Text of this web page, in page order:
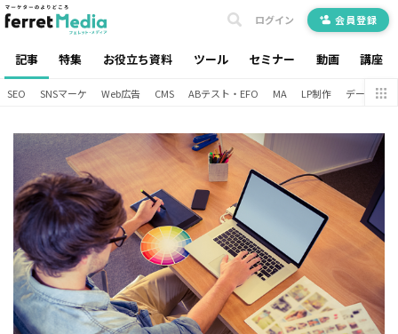
記事 特集 お役立ち資料 ツール セミナー 動画 講座
ログイン 会員登録
SEO SNSマーケ Web広告 CMS ABテスト・EFO MA LP制作 データ分析